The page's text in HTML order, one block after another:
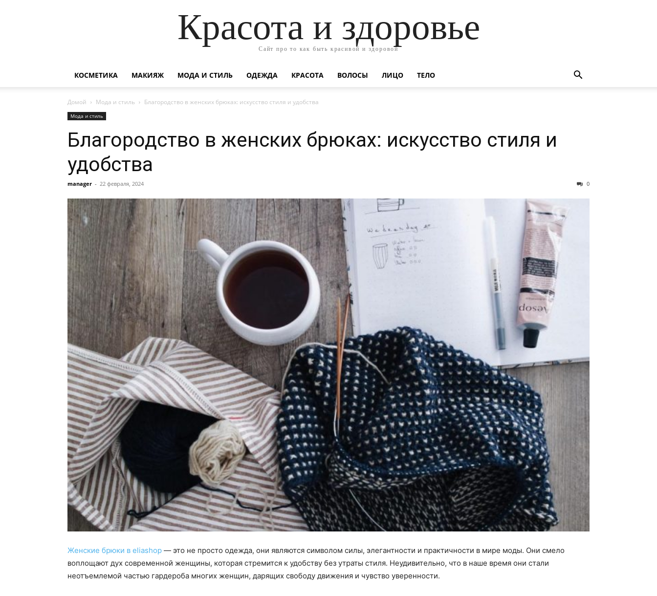
Красота и здоровье
Сайт про то как быть красивой и здоровой
КОСМЕТИКА МАКИЯЖ МОДА И СТИЛЬ ОДЕЖДА КРАСОТА ВОЛОСЫ ЛИЦО ТЕЛО
Домой Мода и стиль Благородство в женских брюках: искусство стиля и удобства
Мода и стиль
Благородство в женских брюках: искусство стиля и
удобства
manager - 22 февраля, 2024 0
Женские брюки в eliashop — это не просто одежда, они являются символом силы, элегантности и практичности в мире моды. Они смело
воплощают дух современной женщины, которая стремится к удобству без утраты стиля. Неудивительно, что в наше время они стали
неотъемлемой частью гардероба многих женщин, дарящих свободу движения и чувство уверенности.